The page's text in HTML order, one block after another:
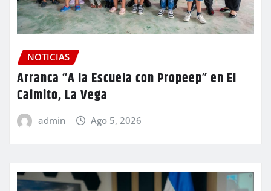
NOTICIAS
Arranca “A la Escuela con Propeep” en El
Caimito, La Vega
admin Ago 5, 2026